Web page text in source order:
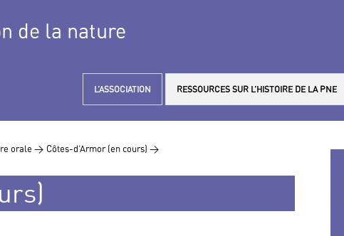
de la nature
L’ASSOCIATION RESSOURCES SUR L’HISTOIRE DE LA PNE
orale > Côtes-d’Armor (en cours) >